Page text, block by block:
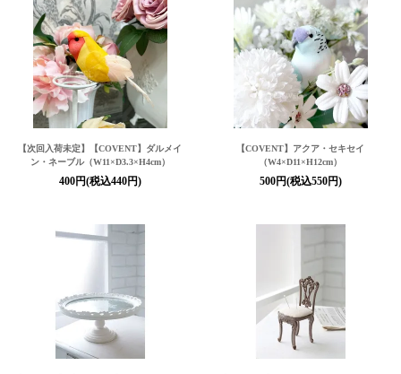
【次回入荷未定】【COVENT】ダルメイ
ン・ネーブル（W11×D3.3×H4cm）
400円(税込440円)
【COVENT】アクア・セキセイ
（W4×D11×H12cm）
500円(税込550円)